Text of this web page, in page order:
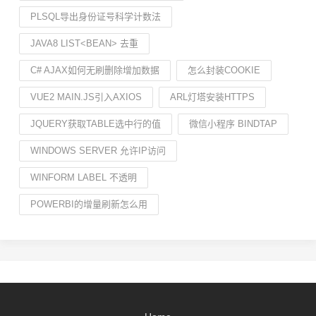
PLSQL导出身份证号科学计数法
JAVA8 LIST<BEAN> 去重
C# AJAX如何无刷删除增加数据 怎么封装COOKIE
VUE2 MAIN.JS引入AXIOS ARL灯塔安装HTTPS
JQUERY获取TABLE选中行的值 微信小程序 BINDTAP
WINDOWS SERVER 允许IP访问
WINFORM LABEL 不透明
POWERBI的增量刷新怎么用